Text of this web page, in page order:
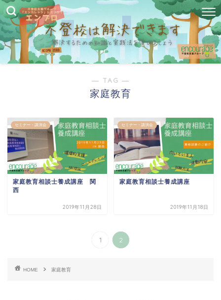
― TAG ―
家庭教育
セミナー・講演会
家庭教育相談士養成講座 関
西
2019年11月28日
セミナー・講演会
家庭教育相談士養成講座
2019年11月18日
1 2
HOME 家庭教育